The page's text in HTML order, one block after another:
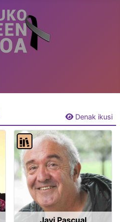
Denak ikusi
Javi Pascual